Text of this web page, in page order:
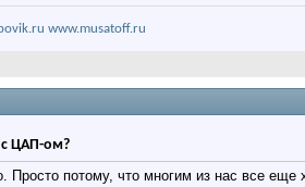
www.musatoff.ru
с ЦАП-ом?
Просто потому, что многим из нас все